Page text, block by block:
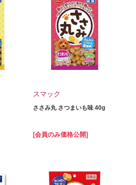
スマック
ささみ丸 さつまいも味 40g
[会員のみ価格公開]